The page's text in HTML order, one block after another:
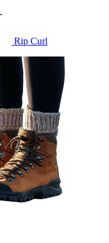
Rip Curl